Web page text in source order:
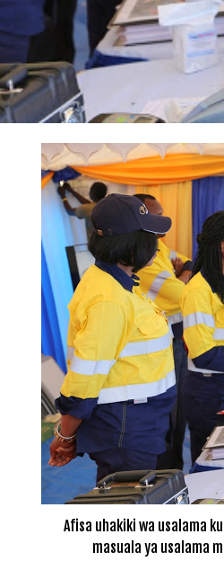
Afisa uhakiki wa usalama
masuala ya usalama